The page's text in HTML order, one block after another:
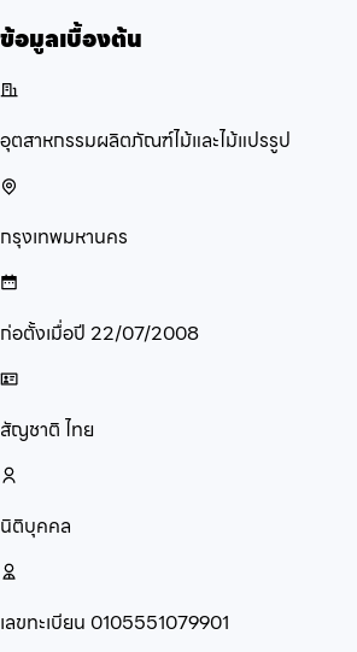
ข้อมูลเบื้องต้น
อุตสาหกรรมผลิตภัณฑ์ไม้และไม้แปรรูป
กรุงเทพมหานคร
ก่อตั้งเมื่อปี 22/07/2008
สัญชาติ ไทย
นิติบุคคล
เลขทะเบียน 0105551079901